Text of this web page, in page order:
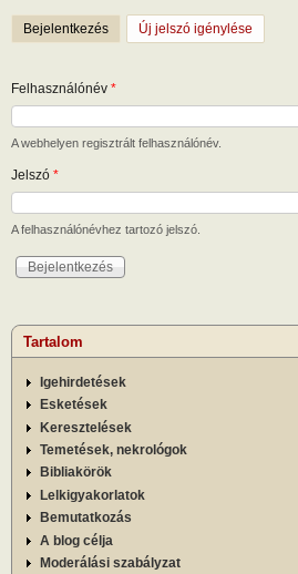
Bejelentkezés (aktív fül)Új jelszó igénylése
Felhasználónév *
A webhelyen regisztrált felhasználónév.
Jelszó *
A felhasználónévhez tartozó jelszó.
Tartalom
Igehirdetések
Esketések
Keresztelések
Temetések, nekrológok
Bibliakörök
Lelkigyakorlatok
Bemutatkozás
A blog célja
Moderálási szabályzat